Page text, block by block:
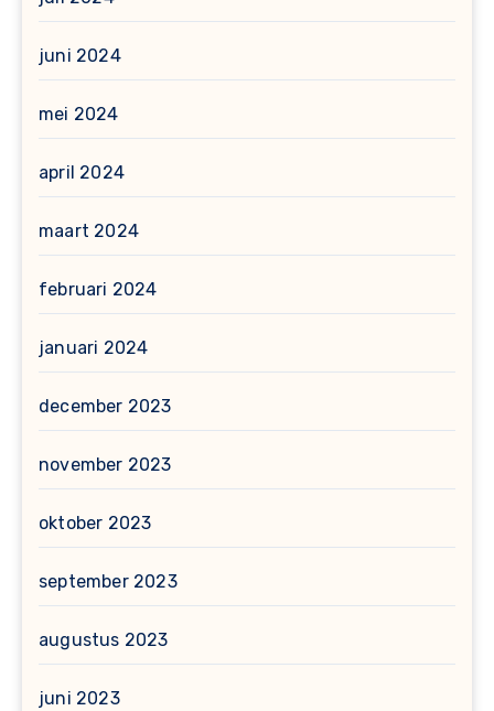
juni 2024
mei 2024
april 2024
maart 2024
februari 2024
januari 2024
december 2023
november 2023
oktober 2023
september 2023
augustus 2023
juni 2023